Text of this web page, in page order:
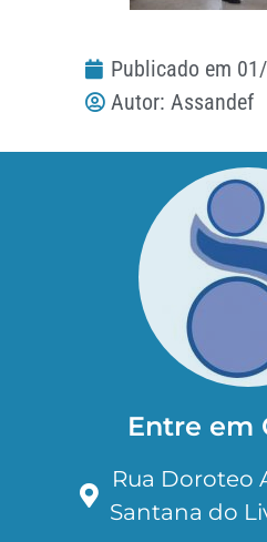
Publicado em
Autor: Assandef
Entre em
Rua Doroteo
Santana do